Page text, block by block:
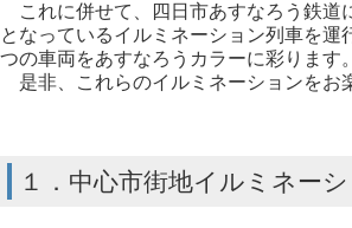
これに併せて、四日市あすなろう鉄道
となっているイルミネーション列車を運
つの車両をあすなろうカラーに彩ります。
是非、これらのイルミネーションをお
１．中心市街地イルミネー